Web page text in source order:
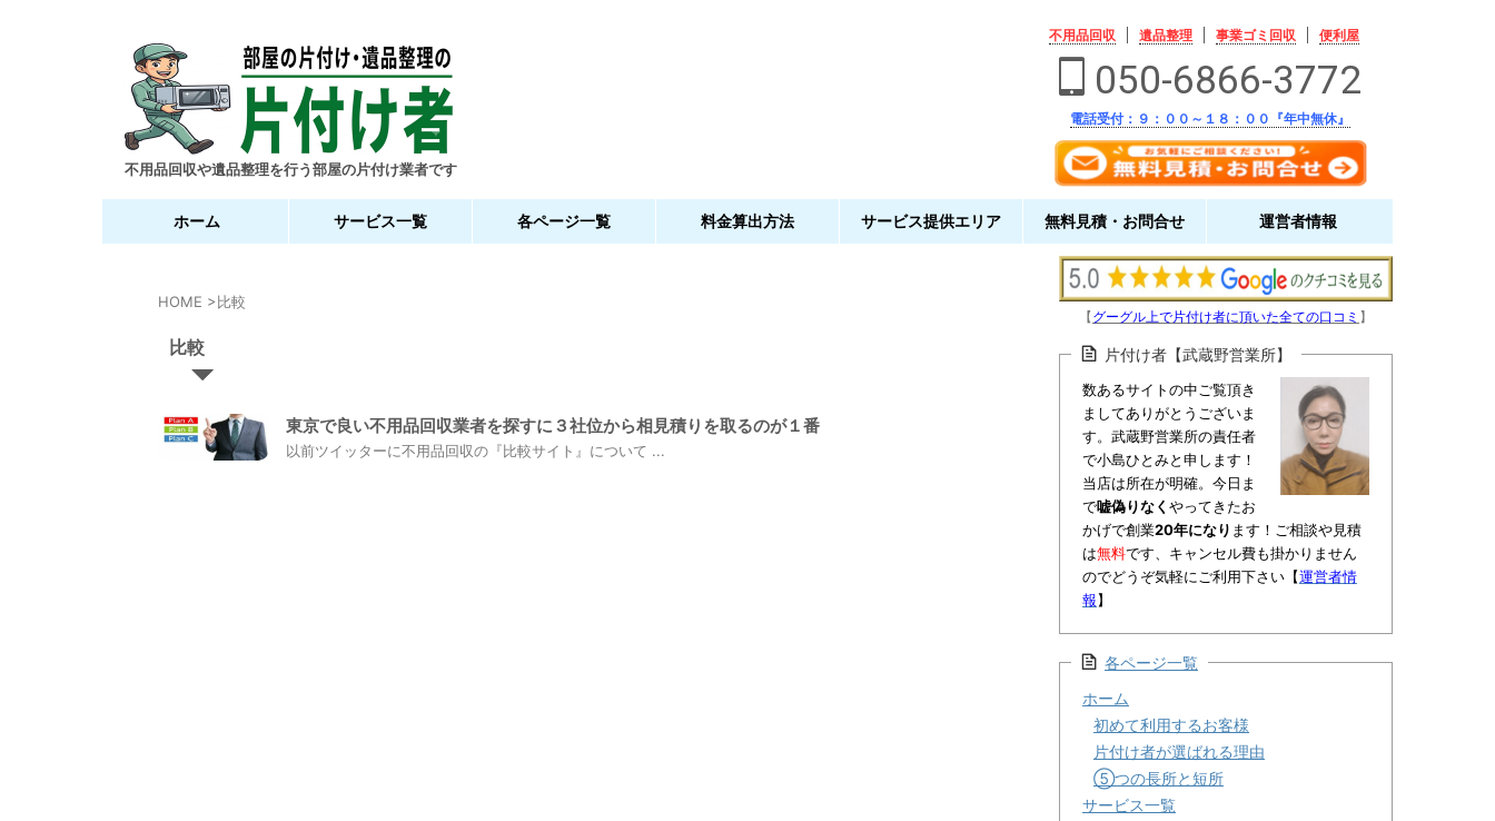
不用品回収や遺品整理を行う部屋の片付け業者です
不用品回収 遺品整理 事業ゴミ回収 便利屋
050-6866-3772
電話受付：９：００～１８：００『年中無休』
ホーム サービス一覧 各ページ一覧 料金算出方法 サービス提供エリア 無料見積・お問合せ 運営者情報
HOME >比較
比較
東京で良い不用品回収業者を探すに３社位から相見積りを取るのが１番
以前ツイッターに不用品回収の『比較サイト』について ...
【グーグル上で片付け者に頂いた全ての口コミ 】
片付け者【武蔵野営業所】
数あるサイトの中ご覧頂き
ましてありがとうございま
す。武蔵野営業所の責任者
で小島ひとみと申します！
当店は所在が明確。今日ま
で嘘偽りなく やってきたお
かげで創業20年になり ます！ご相談や見積
は無料です、キャンセル費も掛かりません
のでどうぞ気軽にご利用下さい【運営者情
報】
各ページ一覧
ホーム
初めて利用するお客様
片付け者が選ばれる理由
⑤つの長所と短所
サービス一覧